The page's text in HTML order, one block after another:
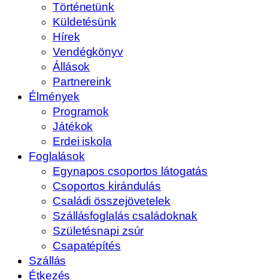
Történetünk
Küldetésünk
Hírek
Vendégkönyv
Állások
Partnereink
Élmények
Programok
Játékok
Erdei iskola
Foglalások
Egynapos csoportos látogatás
Csoportos kirándulás
Családi összejövetelek
Szállásfoglalás családoknak
Születésnapi zsúr
Csapatépítés
Szállás
Étkezés